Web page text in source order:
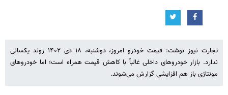
تجارت نیوز نوشت: قیمت خودرو امروز، دوشنبه، ۱۸ دی ۱۴۰۲ روند یکسانی
ندارد. بازار خودروهای داخلی غالباً با کاهش قیمت همراه است؛ اما خودروهای
مونتاژی باز هم افزایشی گزارش می‌شوند.